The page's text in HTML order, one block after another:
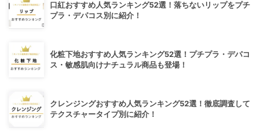
口紅おすすめ人気ランキング52選！落ちないリップをプチ
プラ・デパコス別に紹介！
化粧下地おすすめ人気ランキング52選！プチプラ・デパコ
ス・敏感肌向けナチュラル商品も登場！
クレンジングおすすめ人気ランキング52選！徹底調査して
テクスチャータイプ別に紹介！